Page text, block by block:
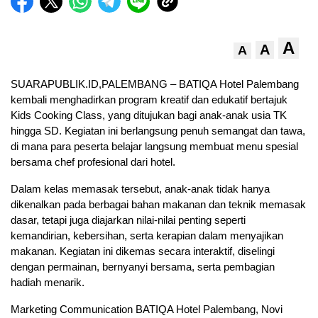
A A A
SUARAPUBLIK.ID,PALEMBANG – BATIQA Hotel Palembang
kembali menghadirkan program kreatif dan edukatif bertajuk
Kids Cooking Class, yang ditujukan bagi anak-anak usia TK
hingga SD. Kegiatan ini berlangsung penuh semangat dan tawa,
di mana para peserta belajar langsung membuat menu spesial
bersama chef profesional dari hotel.
Dalam kelas memasak tersebut, anak-anak tidak hanya
dikenalkan pada berbagai bahan makanan dan teknik memasak
dasar, tetapi juga diajarkan nilai-nilai penting seperti
kemandirian, kebersihan, serta kerapian dalam menyajikan
makanan. Kegiatan ini dikemas secara interaktif, diselingi
dengan permainan, bernyanyi bersama, serta pembagian
hadiah menarik.
Marketing Communication BATIQA Hotel Palembang, Novi